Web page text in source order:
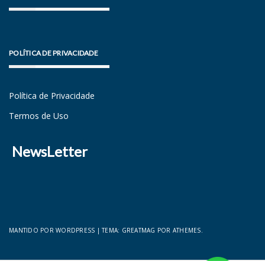
POLÍTICA DE PRIVACIDADE
Política de Privacidade
Termos de Uso
NewsLetter
MANTIDO POR WORDPRESS |TEMA: GREATMAG POR ATHEMES.